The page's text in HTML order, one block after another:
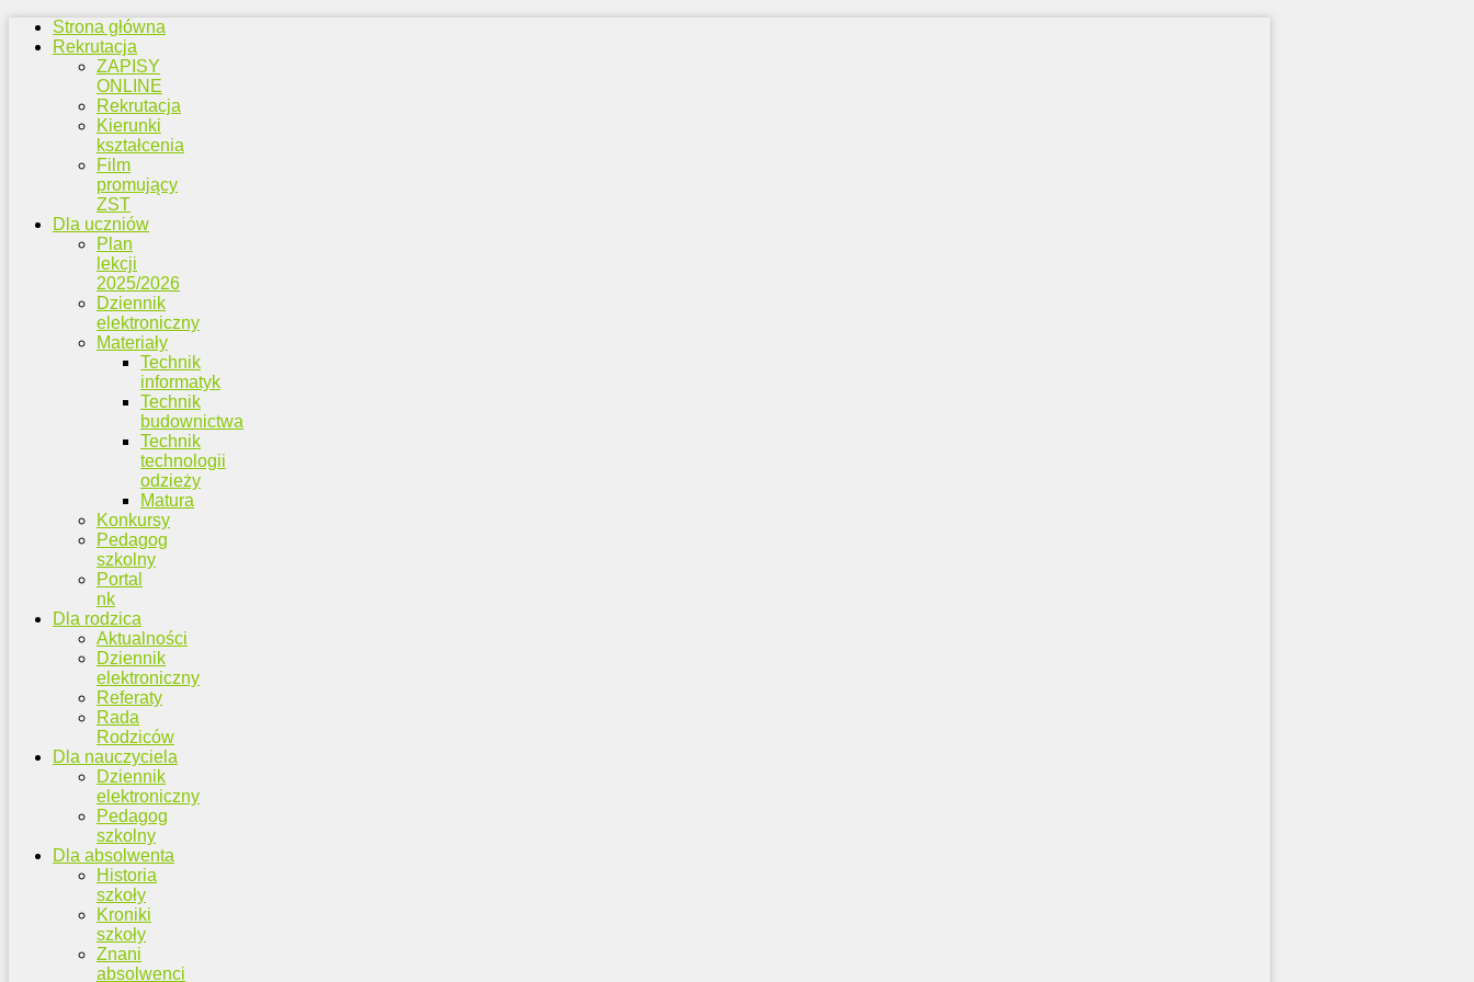
Strona główna
Rekrutacja
ZAPISY
ONLINE
Rekrutacja
Kierunki
kształcenia
Film
promujący
ZST
Dla uczniów
Plan
lekcji
2025/2026
Dziennik
elektroniczny
Materiały
Technik
informatyk
Technik
budownictwa
Technik
technologii
odzieży
Matura
Konkursy
Pedagog
szkolny
Portal
nk
Dla rodzica
Aktualności
Dziennik
elektroniczny
Referaty
Rada
Rodziców
Dla nauczyciela
Dziennik
elektroniczny
Pedagog
szkolny
Dla absolwenta
Historia
szkoły
Kroniki
szkoły
Znani
absolwenci